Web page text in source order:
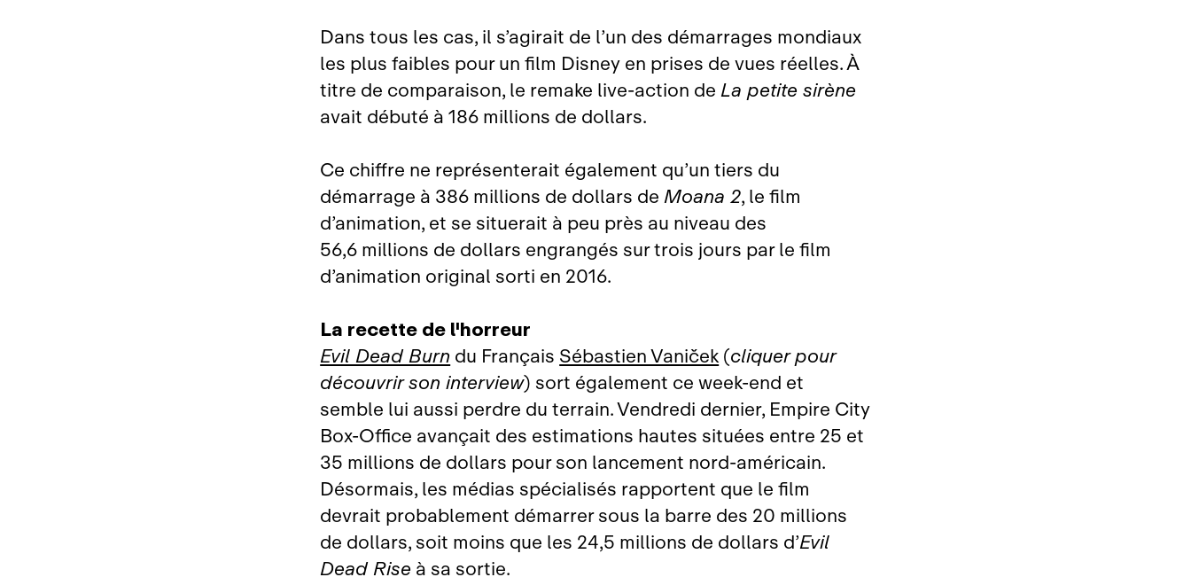
Dans tous les cas, il s’agirait de l’un des démarrages mondiaux
les plus faibles pour un film Disney en prises de vues réelles. À
titre de comparaison, le remake live‑action deLa petite sirène
avait débuté à 186 millions de dollars.
Ce chiffre ne représenterait également qu’un tiers du
démarrage à 386 millions de dollars deMoana 2, le film
d’animation, et se situerait à peu près au niveau des
56,6 millions de dollars engrangés sur trois jours par le film
d’animation original sorti en 2016.
La recette de l'horreur
Evil Dead Burn du Français Sébastien Vaniček(cliquer pour
découvrir son interview) sort également ce week‑end et
semble lui aussi perdre du terrain. Vendredi dernier, Empire City
Box‑Office avançait des estimations hautes situées entre 25 et
35 millions de dollars pour son lancement nord‑américain.
Désormais, les médias spécialisés rapportent que le film
devrait probablement démarrer sous la barre des 20 millions
de dollars, soit moins que les 24,5 millions de dollars d’Evil
Dead Rise à sa sortie.